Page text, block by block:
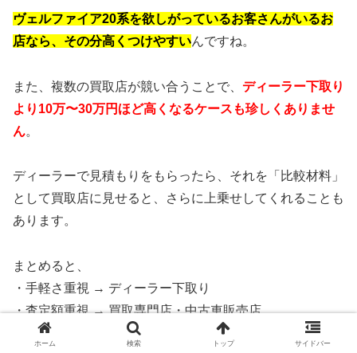
ヴェルファイア20系を欲しがっているお客さんがいるお
店なら、その分高くつけやすいんですね。
また、複数の買取店が競い合うことで、 ディーラー下取り
より10万〜30万円ほど高くなるケースも珍しくありませ
ん。
ディーラーで見積もりをもらったら、それを「比較材料」
として買取店に見せると、さらに上乗せしてくれることも
あります。
まとめると、
・手軽さ重視 → ディーラー下取り
・査定額重視 → 買取専門店・中古車販売店
というイメージで、査定額を優先するなら必ず買取店の査
ホーム 検索 トップ サイドバー